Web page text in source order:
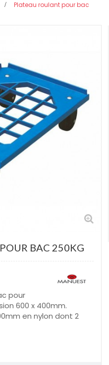
Plateau roulant pour bac
BAC 250KG
pour
600 x 400mm.
en nylon dont 2